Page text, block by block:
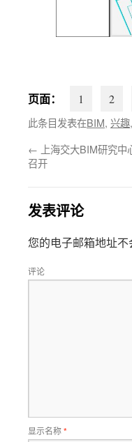
页面： 1 2
此条目发表在BIM, 兴趣,
← 上海交大BIM研究
召开
发表评论
您的电子邮箱地址不
评论
显示名称*